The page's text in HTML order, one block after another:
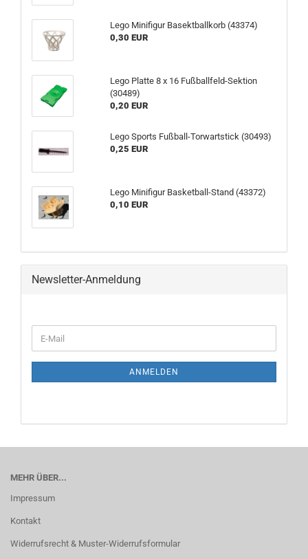
Lego Minifigur Basektballkorb (43374)
0,30 EUR
Lego Platte 8 x 16 Fußballfeld-Sektion
(30489)
0,20 EUR
Lego Sports Fußball-Torwartstick (30493)
0,25 EUR
Lego Minifigur Basketball-Stand (43372)
0,10 EUR
Newsletter-Anmeldung
ANMELDEN
MEHR ÜBER...
Impressum
Kontakt
Widerrufsrecht & Muster-Widerrufsformular